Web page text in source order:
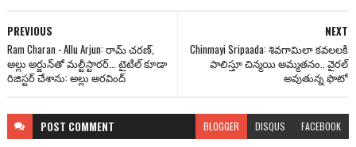
NEXT
Chinmayi Sripaada: శివగామిలా కవలలకి
పాలిస్తూ చిన్మయి అమ్మతనం.. వైరల్
అవుతున్న ఫొటో
PREVIOUS
Ram Charan - Allu Arjun: రామ్ చరణ్,
అల్లు అర్జున్‌తో మల్టీస్టారర్... టైటిల్ కూడా
రిజిస్టర్ చేశాను: అల్లు అరవింద్
POST COMMENT BLOGGER DISQUS FACEBOOK